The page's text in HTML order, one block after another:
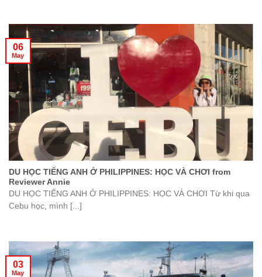
DU HỌC TIẾNG ANH Ở PHILIPPINES: HỌC VÀ CHƠI from
Reviewer Annie
DU HỌC TIẾNG ANH Ở PHILIPPINES: HỌC VÀ CHƠI Từ khi qua
Cebu học, mình [...]
06
May
03
May